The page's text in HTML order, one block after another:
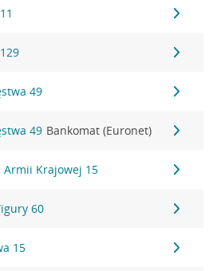
49
49 Bankomat (Euronet)
Armii Krajowej 15
60
15